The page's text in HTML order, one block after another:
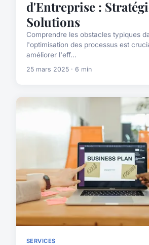
d'Entreprise :
Solutions
Comprendre les obstacles typiques
l'optimisation des processus est
améliorer l'eff...
25 mars 2025 · 6 min
SERVICES